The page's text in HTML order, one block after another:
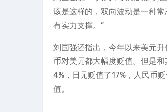
该是这样的，双向波动是一种
有实力支撑。”
刘国强还指出，今年以来美元
币对美元都大幅度贬值。但是
4%，日元贬值了17%，人民币
值。